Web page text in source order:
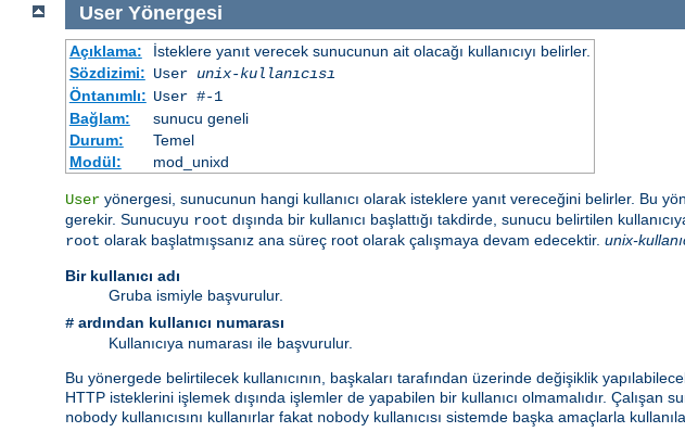
User Yönergesi
Açıklama:
İsteklere yanıt verecek sunucunun ait olacağı kullanıcıyı belirler.
Sözdizimi: User unix-kullanıcısı
Öntanımlı: User #-1
Bağlam:
sunucu geneli
Durum:
Temel
Modül:
mod_unixd
User yönergesi, sunucunun hangi kullanıcı olarak isteklere yanıt vereceğini belirler. Bu
gerekir. Sunucuyu root dışında bir kullanıcı başlattığı takdirde, sunucu belirtilen
root olarak başlatmışsanız ana süreç root olarak çalışmaya devam edecektir. unix-
Bir kullanıcı adı
Gruba ismiyle başvurulur.
# ardından kullanıcı numarası
Kullanıcıya numarası ile başvurulur.
Bu yönergede belirtilecek kullanıcının, başkaları tarafından üzerinde değişiklik
HTTP isteklerini işlemek dışında işlemler de yapabilen bir kullanıcı olmamalıdır.
nobody kullanıcısını kullanırlar fakat nobody kullanıcısı sistemde başka amaçlarla